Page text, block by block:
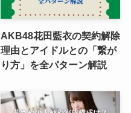
AKB48花田藍衣の契約解除
理由とアイドルとの「繋が
り方」を全パターン解説